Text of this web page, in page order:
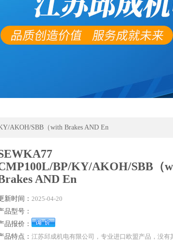
AKOH/SBB（with Brakes AND En
BP/KY/AKOH/SBB（
AND En
新时间： 2025-04-20
品型号：
品报价：
品特点： 江苏邱成机电有限公司，专业进口欧盟产品，没有